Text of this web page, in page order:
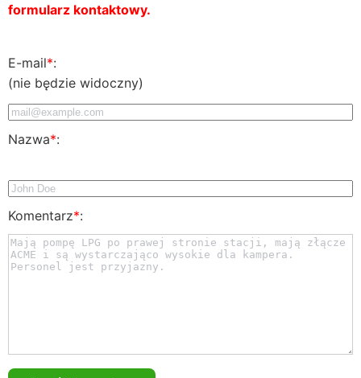
formularz kontaktowy.
E-mail*:
(nie będzie widoczny)
Nazwa*:
Komentarz*: